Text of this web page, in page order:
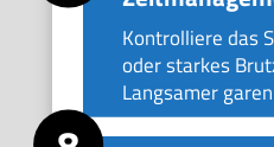
Kontrolliere das
oder starkes
Langsamer